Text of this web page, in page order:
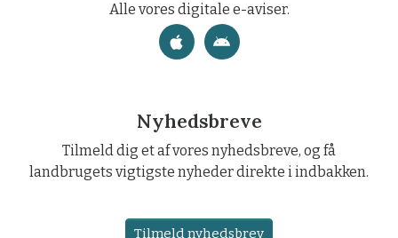
Alle vores digitale e-aviser.
Nyhedsbreve
Tilmeld dig et af vores nyhedsbreve, og få
landbrugets vigtigste nyheder direkte i indbakken.
Tilmeld nyhedsbrev